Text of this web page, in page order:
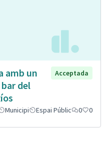
amb un
del
Acceptada
Municipi Espai Públic 0 0